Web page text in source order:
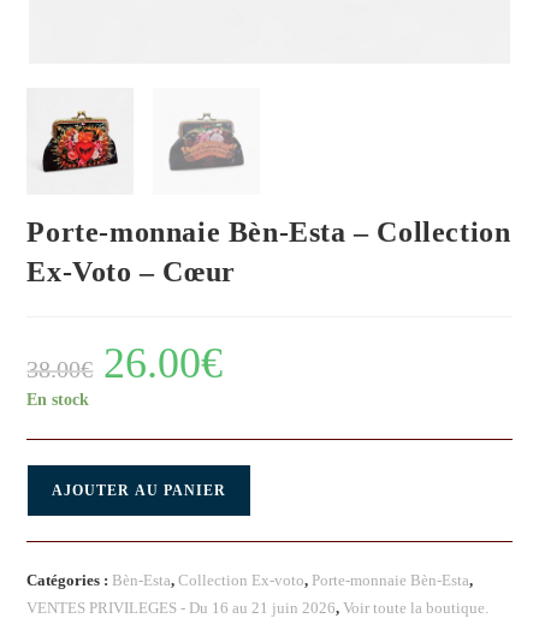
Porte-monnaie Bèn-Esta – Collection
Ex-Voto – Cœur
38.00€ 26.00€
En stock
AJOUTER AU PANIER
Catégories : Bèn-Esta,Collection Ex-voto, Porte-monnaie Bèn-Esta,
VENTES PRIVILEGES - Du 16 au 21 juin 2026,Voir toute la boutique.